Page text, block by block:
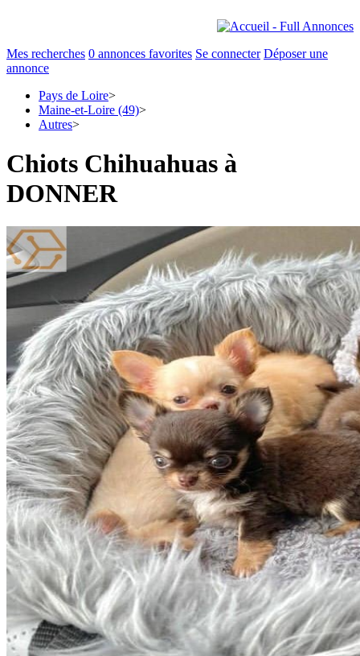
Mes recherches 0 annonces favorites Se connecter Déposer une
annonce
Pays de Loire>
Maine-et-Loire (49)>
Autres>
Chiots Chihuahuas à
DONNER